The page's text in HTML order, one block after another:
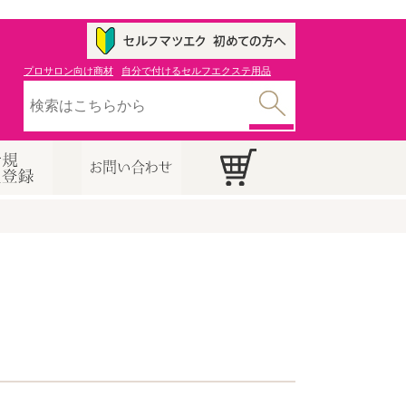
プロサロン向け商材 自分で付けるセルフエクステ用品